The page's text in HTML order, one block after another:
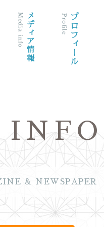
INFO
& NEWSPAPER